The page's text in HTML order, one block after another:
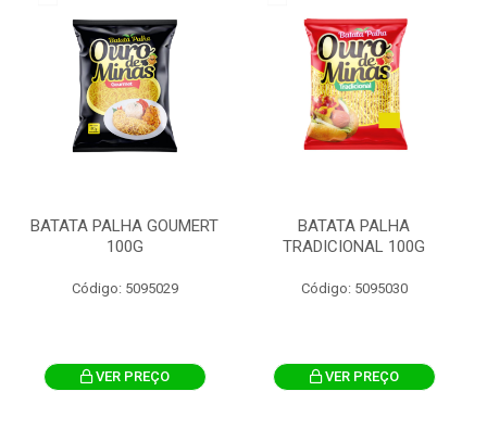
BATATA PALHA GOUMERT
100G
Código: 5095029
VER PREÇO
BATATA PALHA
TRADICIONAL 100G
Código: 5095030
VER PREÇO